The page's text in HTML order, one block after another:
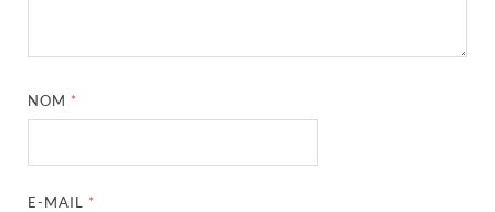
NOM *
E-MAIL *